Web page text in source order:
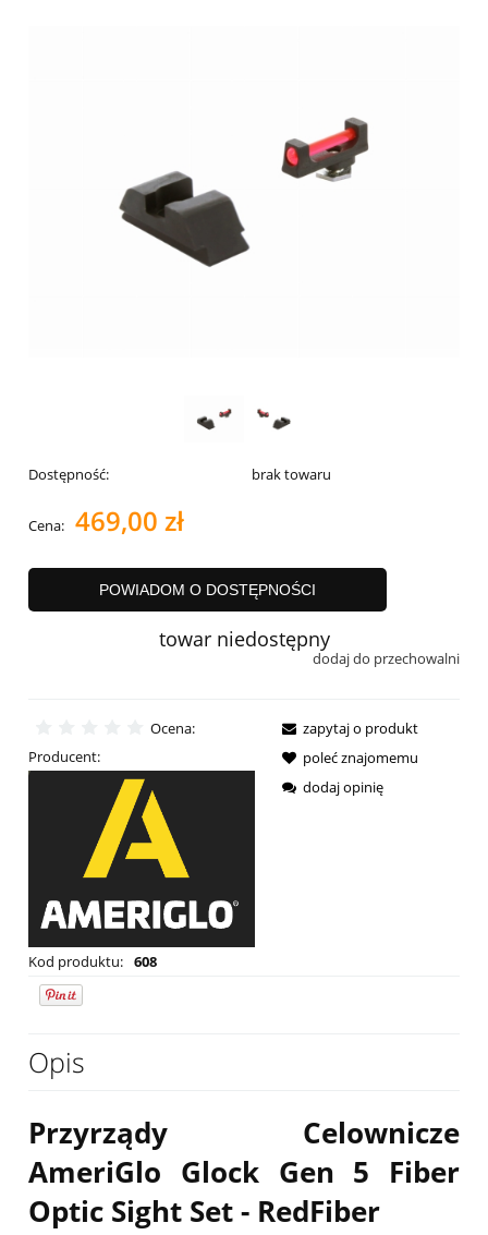
Dostępność: brak towaru
Cena: 469,00 zł
POWIADOM O DOSTĘPNOŚCI
towar niedostępny
dodaj do przechowalni
Ocena:
Producent:
Kod produktu: 608
zapytaj o produkt
poleć znajomemu
dodaj opinię
Opis
Przyrządy Celownicze
AmeriGlo Glock Gen 5 Fiber
Optic Sight Set - RedFiber